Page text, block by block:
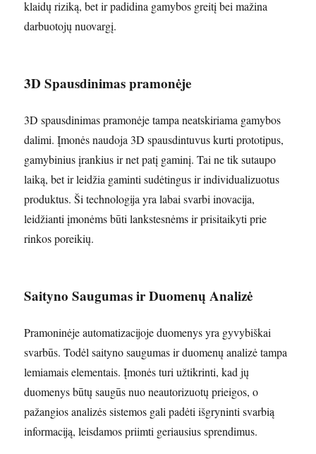
klaidų riziką, bet ir padidina gamybos greitį bei mažina
darbuotojų nuovargį.
3D Spausdinimas pramonėje
3D spausdinimas pramonėje tampa neatskiriama gamybos
dalimi. Įmonės naudoja 3D spausdintuvus kurti prototipus,
gamybinius įrankius ir net patį gaminį. Tai ne tik sutaupo
laiką, bet ir leidžia gaminti sudėtingus ir individualizuotus
produktus. Ši technologija yra labai svarbi inovacija,
leidžianti įmonėms būti lankstesnėms ir prisitaikyti prie
rinkos poreikių.
Saityno Saugumas ir Duomenų Analizė
Pramoninėje automatizacijoje duomenys yra gyvybiškai
svarbūs. Todėl saityno saugumas ir duomenų analizė tampa
lemiamais elementais. Įmonės turi užtikrinti, kad jų
duomenys būtų saugūs nuo neautorizuotų prieigos, o
pažangios analizės sistemos gali padėti išgryninti svarbią
informaciją, leisdamos priimti geriausius sprendimus.